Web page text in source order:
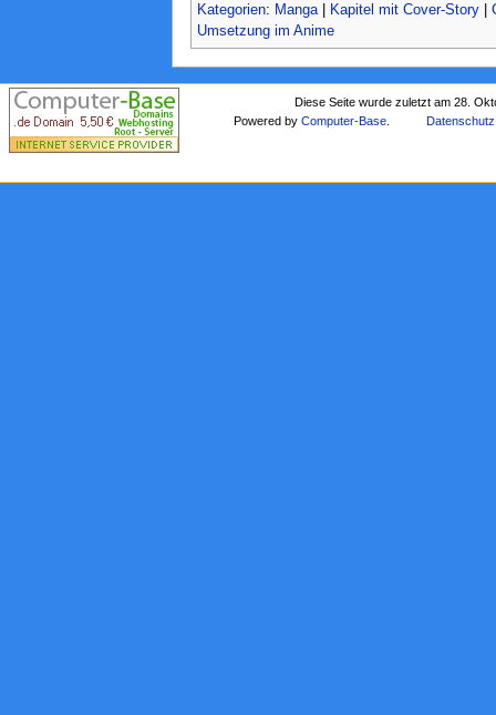
Kategorien: Manga| Kapitel mit Cover-Story|
Umsetzung im Anime
Diese Seite wurde zuletzt am 28.
Powered byComputer-Base Datenschutz